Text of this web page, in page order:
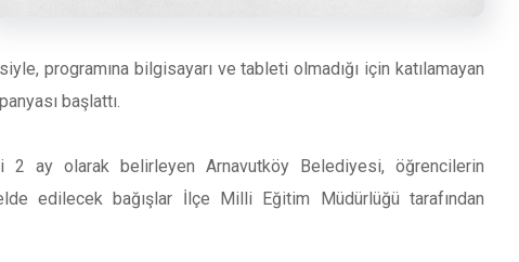
programına bilgisayarı ve tableti olmadığı için katılamayan
başlattı.
2 ay olarak belirleyen Arnavutköy Belediyesi, öğrencilerin
edilecek bağışlar İlçe Milli Eğitim Müdürlüğü tarafından